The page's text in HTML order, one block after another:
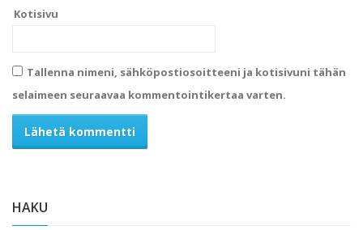
Kotisivu
Tallenna nimeni, sähköpostiosoitteeni ja kotisivuni tähän
selaimeen seuraavaa kommentointikertaa varten.
HAKU